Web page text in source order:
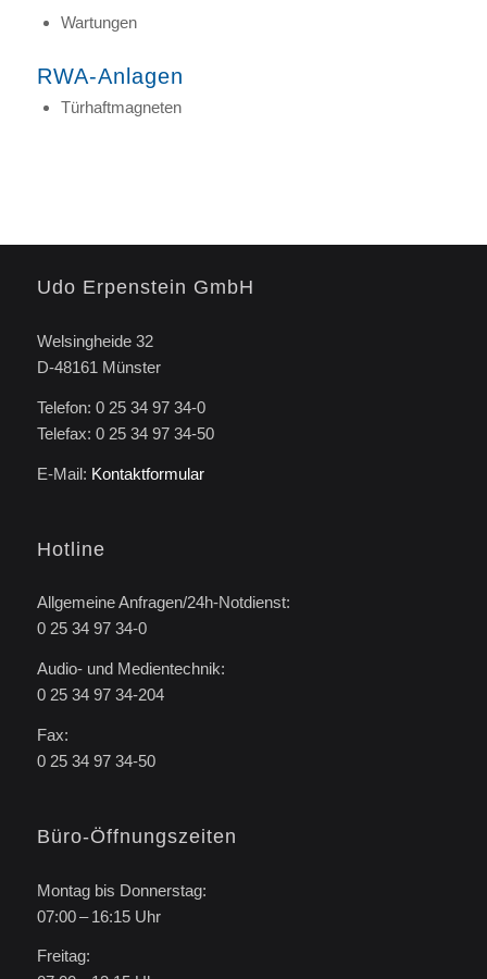
Wartungen
RWA-Anlagen
Türhaftmagneten
Udo Erpenstein GmbH
Welsingheide 32
D-48161 Münster
Telefon: 0 25 34 97 34-0
Telefax: 0 25 34 97 34-50
E-Mail: Kontaktformular
Hotline
Allgemeine Anfragen/24h-Notdienst:
0 25 34 97 34-0
Audio- und Medientechnik:
0 25 34 97 34-204
Fax:
0 25 34 97 34-50
Büro-Öffnungszeiten
Montag bis Donnerstag:
07:00 – 16:15 Uhr
Freitag: